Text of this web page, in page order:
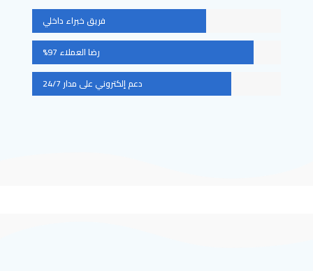
فريق خبراء داخلي
رضا العملاء 97%
دعم إلكتروني على مدار 24/7